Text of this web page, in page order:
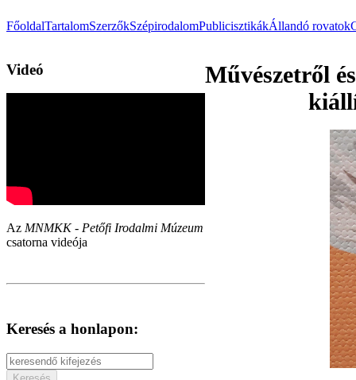
FőoldalTartalomSzerzőkSzépirodalomPublicisztikákÁllandó rovatok
Videó
Az MNMKK - Petőfi Irodalmi Múzeum
csatorna videója
Keresés a honlapon:
Művészetről